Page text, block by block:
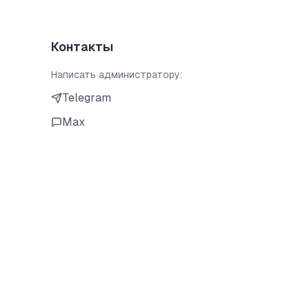
Контакты
Написать администратору:
Telegram
Max